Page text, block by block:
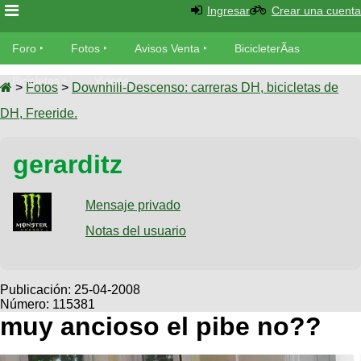
Foro
Foro
TÃ©cnica
Fotos
tu foto
Galeria
XC
Viajes
Descenso
Dirt
SUBÃ
tu
Buscar
Ultimos
Fotos
BicicleterÃ­
as
Bicicletas
Tandem
Videos
Cicloturismo
Ingresar Crear una cuenta
Foro Fotos Avisos Venta BicicleterÃ­as
Bicicletas Videos
> Fotos > Downhill-Descenso: carreras DH, bicicletas de
DH, Freeride.
gerarditz
Mensaje privado
Notas del usuario
Publicación: 25-04-2008
Número: 115381
muy ancioso el pibe no??